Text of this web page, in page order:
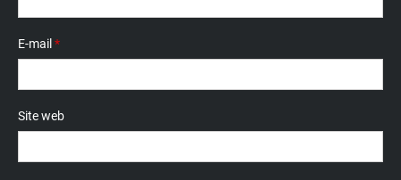
E-mail *
Site web